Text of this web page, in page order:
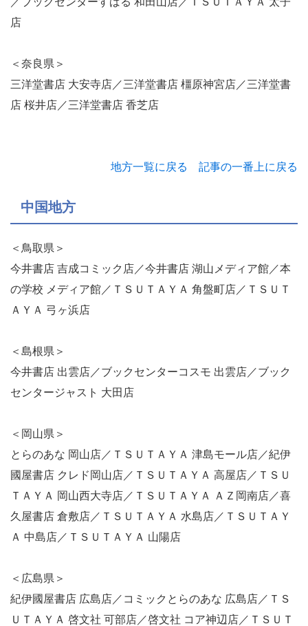
店
＜奈良県＞
三洋堂書店 大安寺店／三洋堂書店 橿原神宮店／三洋堂書
店 桜井店／三洋堂書店 香芝店
地方一覧に戻る 記事の一番上に戻る
中国地方
＜鳥取県＞
今井書店 吉成コミック店／今井書店 湖山メディア館／本
の学校 メディア館／ＴＳＵＴＡＹＡ 角盤町店／ＴＳＵＴ
ＡＹＡ 弓ヶ浜店
＜島根県＞
今井書店 出雲店／ブックセンターコスモ 出雲店／ブック
センタージャスト 大田店
＜岡山県＞
とらのあな 岡山店／ＴＳＵＴＡＹＡ 津島モール店／紀伊
國屋書店 クレド岡山店／ＴＳＵＴＡＹＡ 高屋店／ＴＳＵ
ＴＡＹＡ 岡山西大寺店／ＴＳＵＴＡＹＡ ＡＺ岡南店／喜
久屋書店 倉敷店／ＴＳＵＴＡＹＡ 水島店／ＴＳＵＴＡＹ
Ａ 中島店／ＴＳＵＴＡＹＡ 山陽店
＜広島県＞
紀伊國屋書店 広島店／コミックとらのあな 広島店／ＴＳ
ＵＴＡＹＡ 啓文社 可部店／啓文社 コア神辺店／ＴＳＵＴ